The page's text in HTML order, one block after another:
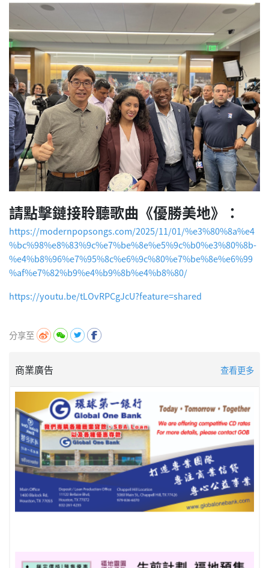
請點擊鏈接聆聽歌曲《優勝美地》：
https://modernpopsongs.com/2025/11/01/%e3%80%8a%e4
%bc%98%e8%83%9c%e7%be%8e%e5%9c%b0%e3%80%8b-
%e4%b8%96%e7%95%8c%e6%9c%80%e7%be%8e%e6%99
%af%e7%82%b9%e4%b9%8b%e4%b8%80/
https://youtu.be/tLOvRPCgJcU?feature=shared
分享至
商業廣告 查看更多